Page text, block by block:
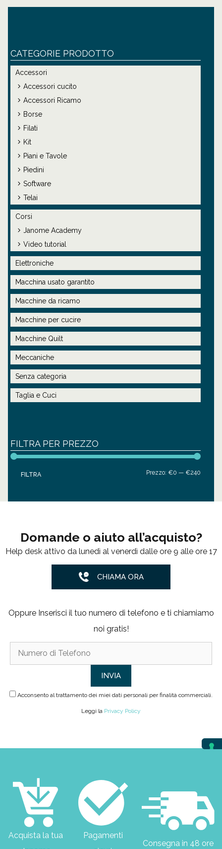
CATEGORIE PRODOTTO
Accessori
Accessori cucito
Accessori Ricamo
Borse
Filati
Kit
Piani e Tavole
Piedini
Software
Telai
Corsi
Janome Academy
Video tutorial
Elettroniche
Macchina usato garantito
Macchine da ricamo
Macchine per cucire
Macchine Quilt
Meccaniche
Senza categoria
Taglia e Cuci
FILTRA PER PREZZO
FILTRA Prezzo: €0 — €240
Domande o aiuto all’acquisto?
Help desk attivo da lunedì al venerdì dalle ore 9 alle ore 17
CHIAMA ORA
Oppure Inserisci il tuo numero di telefono e ti chiamiamo
noi gratis!
Acconsento al trattamento dei miei dati personali per finalità commerciali.
Leggi la Privacy Policy
Acquista la tua
Pagamenti
Consegna in 48 ore